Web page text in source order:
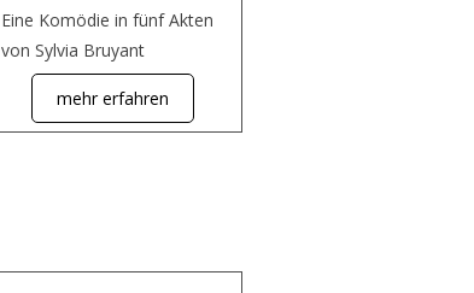
Eine Komödie in fünf Akten
von Sylvia Bruyant
mehr erfahren